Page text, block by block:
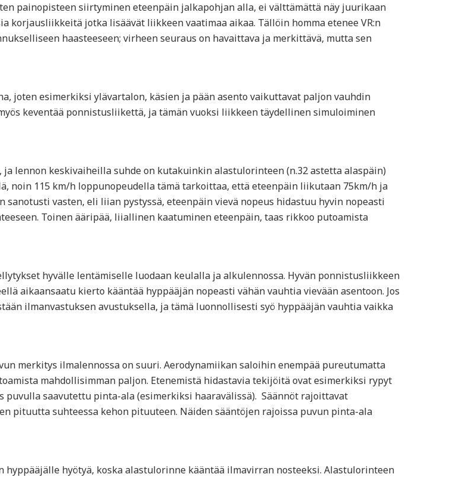
painopisteen siirtyminen eteenpäin jalkapohjan alla, ei välttämättä näy juurikaan
korjausliikkeitä jotka lisäävät liikkeen vaatimaa aikaa. Tällöin homma etenee VR:n
haasteeseen; virheen seuraus on havaittava ja merkittävä, mutta sen
joten esimerkiksi ylävartalon, käsien ja pään asento vaikuttavat paljon vauhdin
keventää ponnistusliikettä, ja tämän vuoksi liikkeen täydellinen simuloiminen
lennon keskivaiheilla suhde on kutakuinkin alastulorinteen (n.32 astetta alaspäin)
noin 115 km/h loppunopeudella tämä tarkoittaa, että eteenpäin liikutaan 75km/h ja
sanotusti vasten, eli liian pystyssä, eteenpäin vievä nopeus hidastuu hyvin nopeasti
Toinen ääripää, liiallinen kaatuminen eteenpäin, taas rikkoo putoamista
hyvälle lentämiselle luodaan keulalla ja alkulennossa. Hyvän ponnistusliikkeen
aikaansaatu kierto kääntää hyppääjän nopeasti vähän vauhtia vievään asentoon. Jos
ilmanvastuksen avustuksella, ja tämä luonnollisesti syö hyppääjän vauhtia vaikka
merkitys ilmalennossa on suuri. Aerodynamiikan saloihin enempää pureutumatta
mahdollisimman paljon. Etenemistä hidastavia tekijöitä ovat esimerkiksi rypyt
saavutettu pinta-ala (esimerkiksi haaravälissä). Säännöt rajoittavat
pituutta suhteessa kehon pituuteen. Näiden sääntöjen rajoissa puvun pinta-ala
hyppääjälle hyötyä, koska alastulorinne kääntää ilmavirran nosteeksi. Alastulorinteen